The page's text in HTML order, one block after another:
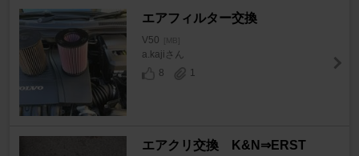
エアフィルター交換
V50 [MB]
a.kajiさん
8
1
エアクリ交換 K&N⇒ERST